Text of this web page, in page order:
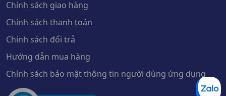
Chính sách giao hàng
Chính sách thanh toán
Chính sách đổi trả
Hướng dẫn mua hàng
Chính sách bảo mật thông tin người dùng ứng dụng